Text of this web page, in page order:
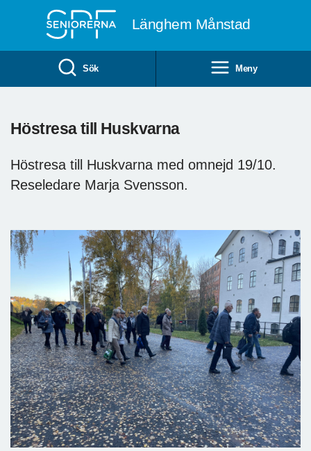
Länghem Månstad
Sök Meny
Höstresa till Huskvarna
Höstresa till Huskvarna med omnejd 19/10.
Reseledare Marja Svensson.